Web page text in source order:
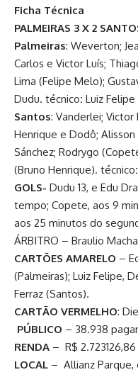
Ficha Técnica
PALMEIRAS 3 X 2
Palmeiras: Weverton;
Carlos e Victor Luís;
Lima (Felipe Melo);
Dudu. técnico: Luiz Felipe
Santos: Vanderlei; Victor
Henrique e Dodô; Alisson
Sánchez; Rodrygo
(Bruno Henrique). técnico:
GOLS- Dudu 13, e Edu
tempo; Copete, aos 9
aos 25 minutos do
ÁRBITRO – Braulio
CARTÕES AMARELO –
(Palmeiras); Luiz Felipe,
Ferraz (Santos).
CARTÃO VERMELHO:
PÚBLICO – 38.938
RENDA – R$ 2.723126,86
LOCAL – Allianz Parque,